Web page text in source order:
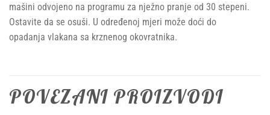
mašini odvojeno na programu za nježno pranje od 30 stepeni.
Ostavite da se osuši. U određenoj mjeri može doći do
opadanja vlakana sa krznenog okovratnika.
POVEZANI PROIZVODI